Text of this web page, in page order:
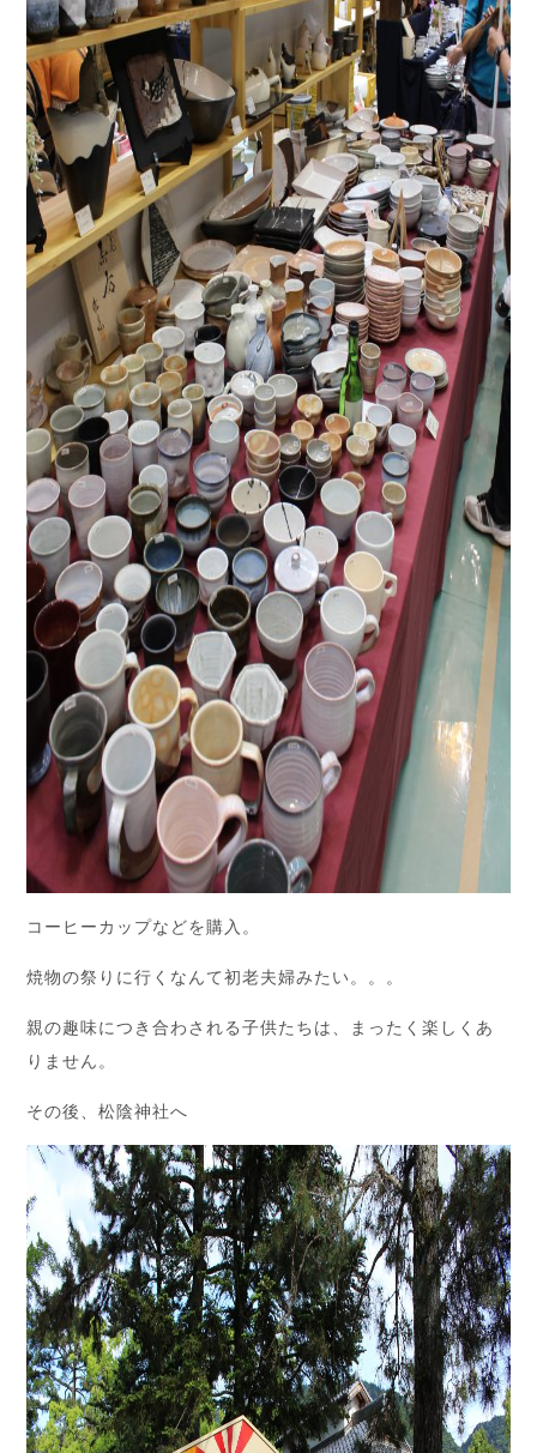
コーヒーカップなどを購入。
焼物の祭りに行くなんて初老夫婦みたい。。。
親の趣味につき合わされる子供たちは、まったく楽しくあ
りません。
その後、松陰神社へ